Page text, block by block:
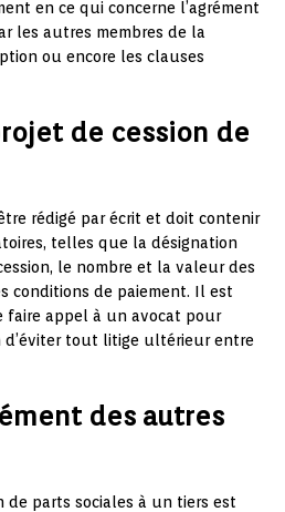
en ce qui concerne l’agrément
les autres membres de la
ou encore les clauses
de cession de
rédigé par écrit et doit contenir
telles que la désignation
le nombre et la valeur des
conditions de paiement. Il est
faire appel à un avocat pour
d’éviter tout litige ultérieur entre
des autres
de parts sociales à un tiers est